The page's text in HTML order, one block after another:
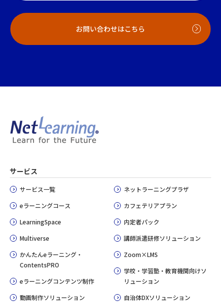
お問い合わせはこちら
サービス
サービス一覧
eラーニングコース
LearningSpace
Multiverse
かんたんeラーニング・
ContentsPRO
eラーニングコンテンツ制作
動画制作ソリューション
ネットラーニングプラザ
カフェテリアプラン
内定者パック
講師派遣研修ソリューション
Zoom×LMS
学校・学習塾・教育機関向けソ
リューション
自治体DXソリューション